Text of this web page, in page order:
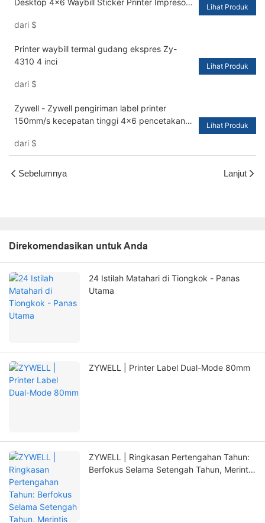
Desktop 4x6 Waybill Sticker Printer Impresora
dari $
Lihat Produk
Printer waybill termal gudang ekspres Zy-
4310 4 inci
dari $
Lihat Produk
Zywell - Zywell pengiriman label printer
150mm/s kecepatan tinggi 4x6 pencetakan
dari $
Lihat Produk
Sebelumnya Lanjut
Direkomendasikan untuk Anda
24 Istilah Matahari di Tiongkok - Panas
Utama
ZYWELL | Printer Label Dual-Mode 80mm
ZYWELL | Ringkasan Pertengahan Tahun:
Berfokus Selama Setengah Tahun, Merintis